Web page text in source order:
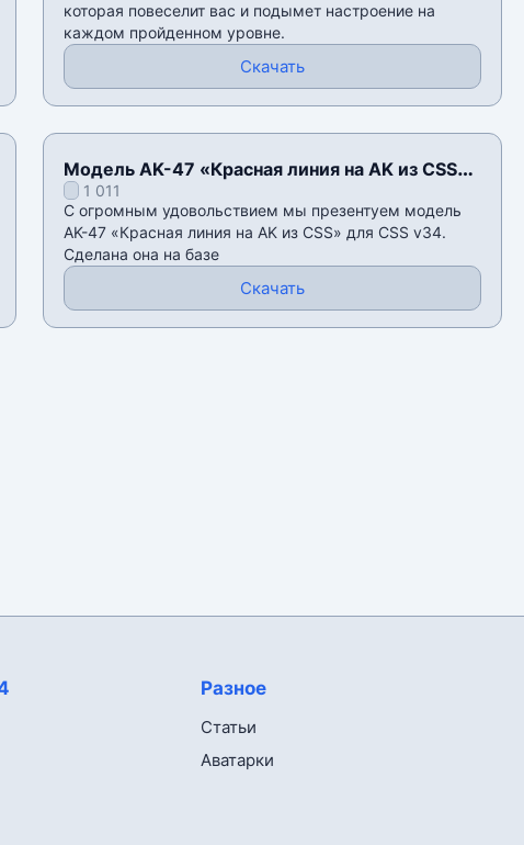
которая повеселит вас и подымет настроение на
каждом пройденном уровне.
Скачать
Модель AK-47 «Красная линия на AK из CSS»
для CSS v34
1 011
С огромным удовольствием мы презентуем модель
AK-47 «Красная линия на AK из CSS» для CSS v34.
Сделана она на базе
Скачать
Разное
Статьи
Аватарки